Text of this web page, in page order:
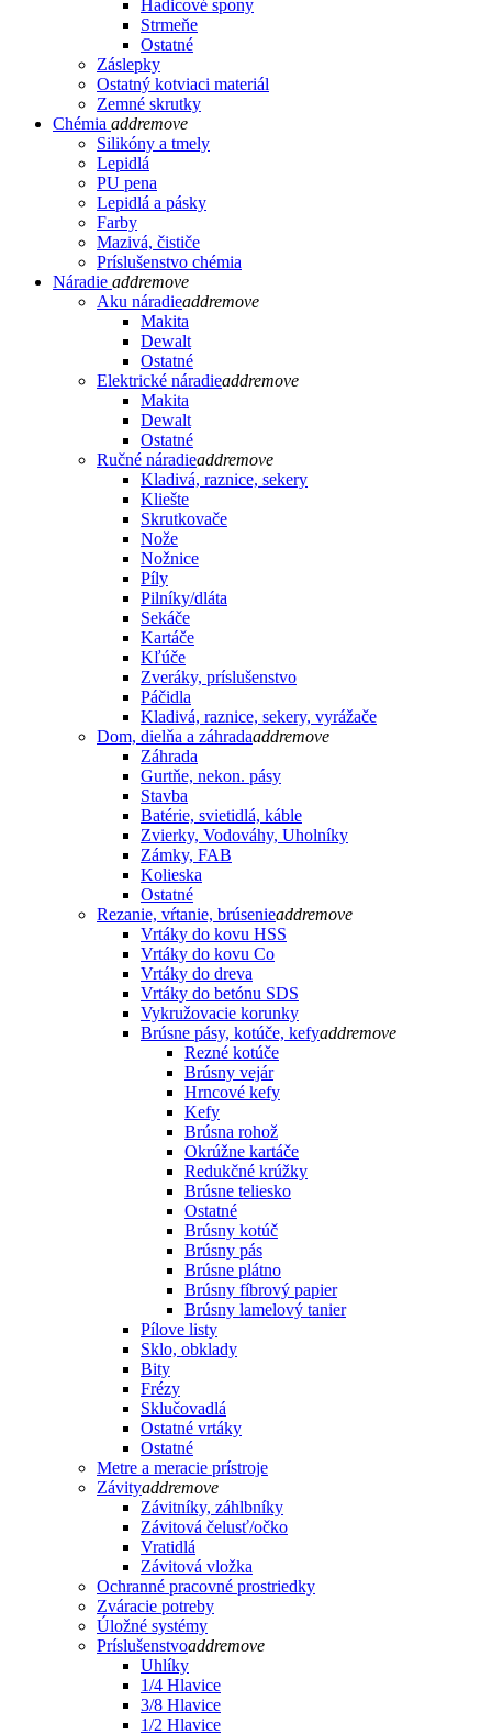
Hadicové spony
Strmeňe
Ostatné
Záslepky
Ostatný kotviaci materiál
Zemné skrutky
Chémia addremove
Silikóny a tmely
Lepidlá
PU pena
Lepidlá a pásky
Farby
Mazivá, čističe
Príslušenstvo chémia
Náradie addremove
Aku náradieaddremove
Makita
Dewalt
Ostatné
Elektrické náradieaddremove
Makita
Dewalt
Ostatné
Ručné náradieaddremove
Kladivá, raznice, sekery
Kliešte
Skrutkovače
Nože
Nožnice
Píly
Pilníky/dláta
Sekáče
Kartáče
Kľúče
Zveráky, príslušenstvo
Páčidla
Kladivá, raznice, sekery, vyrážače
Dom, dielňa a záhradaaddremove
Záhrada
Gurtňe, nekon. pásy
Stavba
Batérie, svietidlá, káble
Zvierky, Vodováhy, Uholníky
Zámky, FAB
Kolieska
Ostatné
Rezanie, vŕtanie, brúsenieaddremove
Vrtáky do kovu HSS
Vrtáky do kovu Co
Vrtáky do dreva
Vrtáky do betónu SDS
Vykružovacie korunky
Brúsne pásy, kotúče, kefyaddremove
Rezné kotúče
Brúsny vejár
Hrncové kefy
Kefy
Brúsna rohož
Okrúžne kartáče
Redukčné krúžky
Brúsne teliesko
Ostatné
Brúsny kotúč
Brúsny pás
Brúsne plátno
Brúsny fíbrový papier
Brúsny lamelový tanier
Pílove listy
Sklo, obklady
Bity
Frézy
Sklučovadlá
Ostatné vrtáky
Ostatné
Metre a meracie prístroje
Závityaddremove
Závitníky, záhlbníky
Závitová čelusť/očko
Vratidlá
Závitová vložka
Ochranné pracovné prostriedky
Zváracie potreby
Úložné systémy
Príslušenstvoaddremove
Uhlíky
1/4 Hlavice
3/8 Hlavice
1/2 Hlavice